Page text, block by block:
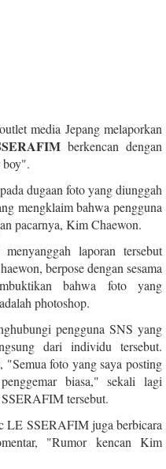
media Jepang melaporkan
berkencan dengan
boy".
dugaan foto yang diunggah
mengklaim bahwa pengguna
pacarnya, Kim Chaewon.
laporan tersebut
berpose dengan sesama
bahwa foto yang
photoshop.
pengguna SNS yang
dari individu tersebut.
"Semua foto yang saya posting
biasa," sekali lagi
tersebut.
LE SSERAFIM juga berbicara
"Rumor kencan Kim